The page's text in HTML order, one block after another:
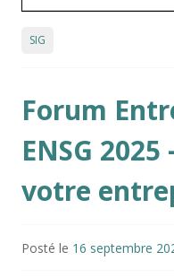
SIG
Forum
ENSG
votre
Posté le 16 septembre